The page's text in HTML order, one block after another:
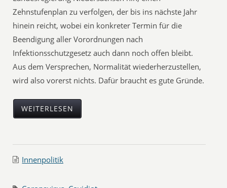
Zehnstufenplan zu verfolgen, der bis ins nächste Jahr
hinein reicht, wobei ein konkreter Termin für die
Beendigung aller Vorordnungen nach
Infektionsschutzgesetz auch dann noch offen bleibt.
Aus dem Versprechen, Normalität wiederherzustellen,
wird also vorerst nichts. Dafür braucht es gute Gründe.
WEITERLESEN
Innenpolitik